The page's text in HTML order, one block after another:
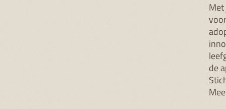
de